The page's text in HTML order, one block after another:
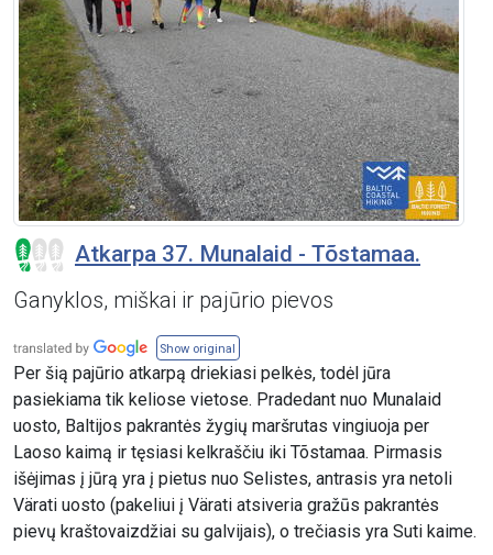
Atkarpa 37. Munalaid - Tõstamaa.
Ganyklos, miškai ir pajūrio pievos
Show original
Per šią pajūrio atkarpą driekiasi pelkės, todėl jūra
pasiekiama tik keliose vietose. Pradedant nuo Munalaid
uosto, Baltijos pakrantės žygių maršrutas vingiuoja per
Laoso kaimą ir tęsiasi kelkraščiu iki Tõstamaa. Pirmasis
išėjimas į jūrą yra į pietus nuo Selistes, antrasis yra netoli
Värati uosto (pakeliui į Värati atsiveria gražūs pakrantės
pievų kraštovaizdžiai su galvijais), o trečiasis yra Suti kaime.